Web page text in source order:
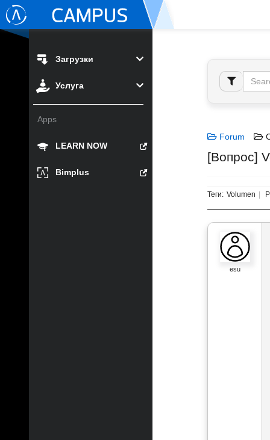
Загрузки
Услуга
Apps
LEARN NOW
Bimplus
Forum
[Вопрос]
Теги: Volumen
esu